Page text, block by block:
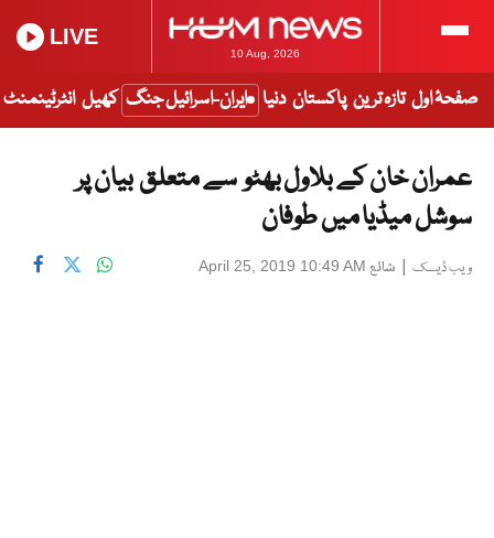
10 Aug, 2026
LIVE
صفحۂ اول تازہ ترین پاکستان دنیا ایران-اسرائیل جنگ کھیل انٹرٹینمنٹ
عمران خان کے بلاول بھٹو سے متعلق بیان پر
سوشل میڈیا میں طوفان
ویب ڈیسک | شائع April 25, 2019 10:49 AM